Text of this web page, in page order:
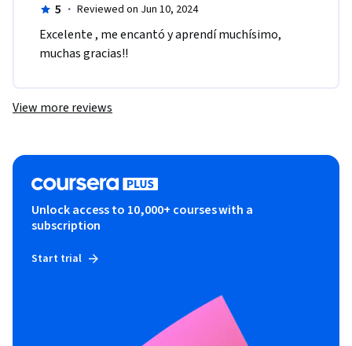
5 · Reviewed on Jun 10, 2024
Excelente , me encantó y aprendí muchísimo,
muchas gracias!!
View more reviews
Unlock access to 10,000+ courses with a
subscription
Start trial